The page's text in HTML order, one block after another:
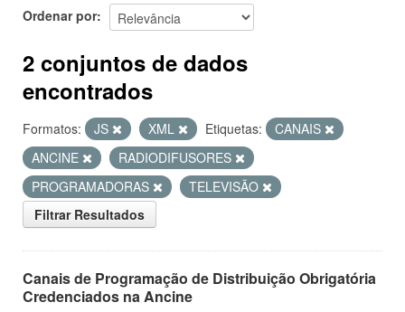
Ordenar por
2 conjuntos de dados
encontrados
Formatos: JS XML Etiquetas:
CANAIS
ANCINE
RADIODIFUSORES
PROGRAMADORAS
TELEVISÃO
Filtrar Resultados
Canais de Programação de Distribuição Obrigatória
Credenciados na Ancine